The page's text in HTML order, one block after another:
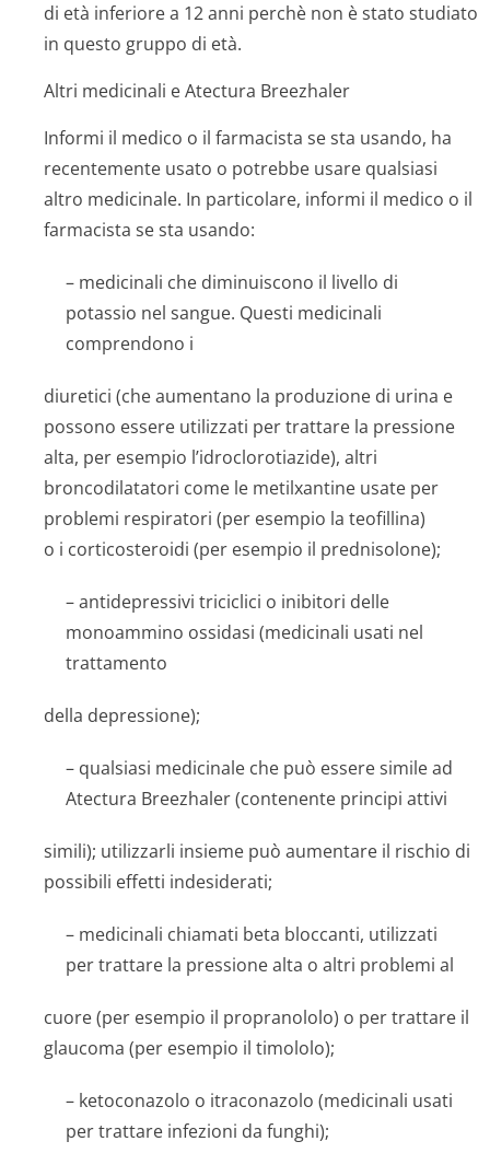
di età inferiore a 12 anni perchè non è stato studiato
in questo gruppo di età.
Altri medicinali e Atectura Breezhaler
Informi il medico o il farmacista se sta usando, ha
recentemente usato o potrebbe usare qualsiasi
altro medicinale. In particolare, informi il medico o il
farmacista se sta usando:
– medicinali che diminuiscono il livello di
potassio nel sangue. Questi medicinali
comprendono i
diuretici (che aumentano la produzione di urina e
possono essere utilizzati per trattare la pressione
alta, per esempio l’idrocloroti­azide), altri
broncodilatatori come le metilxantine usate per
problemi respiratori (per esempio la teofillina)
o i corticosteroidi (per esempio il prednisolone);
– antidepressivi triciclici o inibitori delle
monoammino ossidasi (medicinali usati nel
trattamento
della depressione);
– qualsiasi medicinale che può essere simile ad
Atectura Breezhaler (contenente principi attivi
simili); utilizzarli insieme può aumentare il rischio di
possibili effetti indesiderati;
– medicinali chiamati beta bloccanti, utilizzati
per trattare la pressione alta o altri problemi al
cuore (per esempio il propranololo) o per trattare il
glaucoma (per esempio il timololo);
– ketoconazolo o itraconazolo (medicinali usati
per trattare infezioni da funghi);